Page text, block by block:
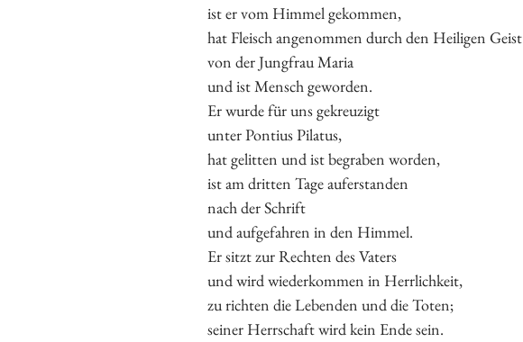
ist er vom Himmel gekommen,
hat Fleisch angenommen durch den Heiligen Geist
von der Jungfrau Maria
und ist Mensch geworden.
Er wurde für uns gekreuzigt
unter Pontius Pilatus,
hat gelitten und ist begraben worden,
ist am dritten Tage auferstanden
nach der Schrift
und aufgefahren in den Himmel.
Er sitzt zur Rechten des Vaters
und wird wiederkommen in Herrlichkeit,
zu richten die Lebenden und die Toten;
seiner Herrschaft wird kein Ende sein.